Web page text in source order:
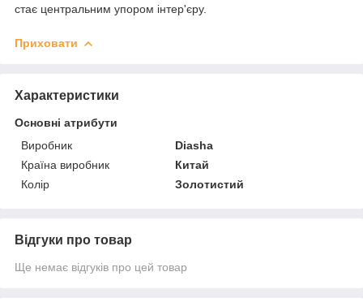
стає центральним упором інтер'єру.
Приховати
Характеристики
Основні атрибути
Виробник
Diasha
Країна виробник
Китай
Колір
Золотистий
Відгуки про товар
Ще немає відгуків про цей товар